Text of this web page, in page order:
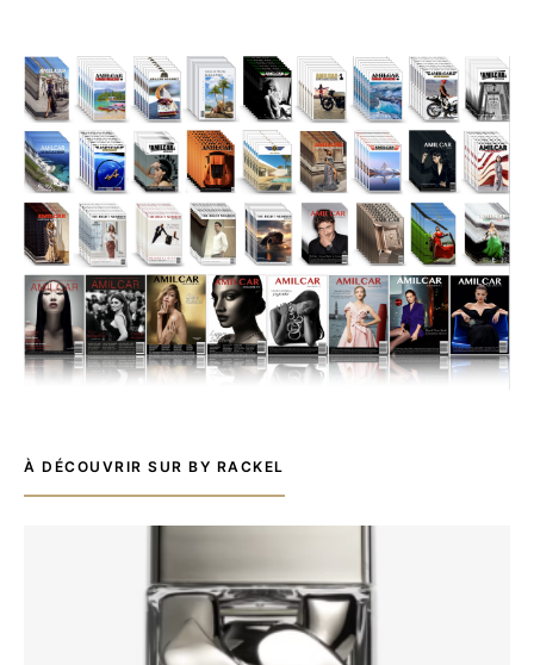
À DÉCOUVRIR SUR BY RACKEL